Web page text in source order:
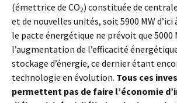
(émettrice de CO2) constituée de
et de nouvelles unités, soit 5900 MW d’ici
le pacte énergétique ne prévoit que 5000
l’augmentation de l’efficacité
stockage d’énergie, ce dernier étant
technologie en évolution. Tous ces
permettent pas de faire l’économie